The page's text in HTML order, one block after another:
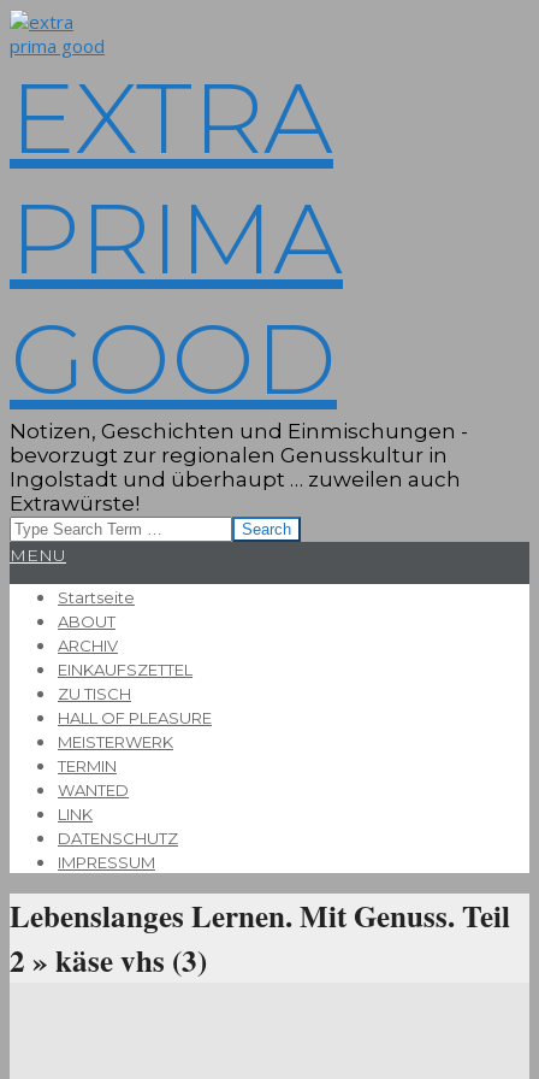
Skip
to
EXTRA
PRIMA
GOOD
Notizen, Geschichten und Einmischungen -
bevorzugt zur regionalen Genusskultur in
Ingolstadt und überhaupt … zuweilen auch
Extrawürste!
Search
Primary
Menu
MENU
Startseite
ABOUT
ARCHIV
EINKAUFSZETTEL
ZU TISCH
HALL OF PLEASURE
MEISTERWERK
TERMIN
WANTED
LINK
DATENSCHUTZ
IMPRESSUM
Lebenslanges Lernen. Mit Genuss. Teil
2 »käse vhs (3)